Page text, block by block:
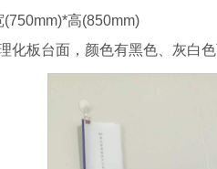
高(850mm)
化板台面，颜色有黑色、灰白色